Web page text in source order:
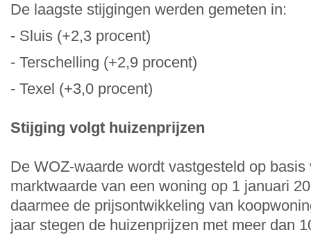
De laagste stijgingen werden gemeten in:
- Sluis (+2,3 procent)
- Terschelling (+2,9 procent)
- Texel (+3,0 procent)
Stijging volgt huizenprijzen
De WOZ-waarde wordt vastgesteld op
marktwaarde van een woning op 1 januari
daarmee de prijsontwikkeling van
jaar stegen de huizenprijzen met meer dan